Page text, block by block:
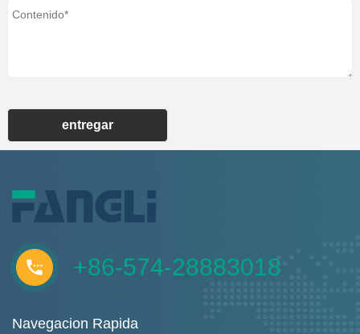
entregar
+86-574-28883018
Navegacion Rapida